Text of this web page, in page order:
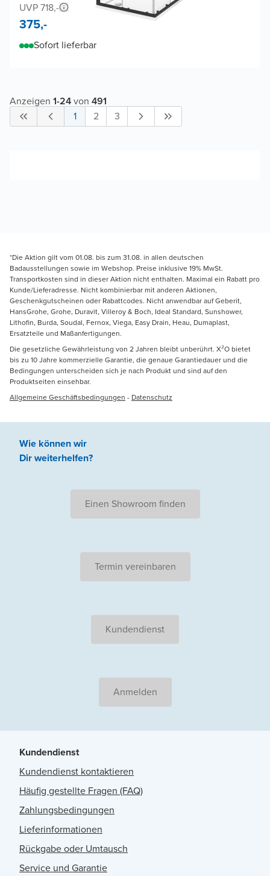
UVP 718,-
375,-
Sofort lieferbar
Anzeigen 1-24von 491
1
2 3
*Die Aktion gilt vom 01.08. bis zum 31.08. in allen deutschen
Badausstellungen sowie im Webshop. Preise inklusive 19% MwSt.
Transportkosten sind in dieser Aktion nicht enthalten. Maximal ein Rabatt pro
Kunde/Lieferadresse. Nicht kombinierbar mit anderen Aktionen,
Geschenkgutscheinen oder Rabattcodes. Nicht anwendbar auf Geberit,
HansGrohe, Grohe, Duravit, Villeroy & Boch, Ideal Standard, Sunshower,
Lithofin, Burda, Soudal, Fernox, Viega, Easy Drain, Heau, Dumaplast,
Ersatzteile und Maßanfertigungen.
Die gesetzliche Gewährleistung von 2 Jahren bleibt unberührt. X²O bietet
bis zu 10 Jahre kommerzielle Garantie, die genaue Garantiedauer und die
Bedingungen unterscheiden sich je nach Produkt und sind auf den
Produktseiten einsehbar.
Allgemeine Geschäftsbedingungen - Datenschutz
Wie können wir
Dir weiterhelfen?
Einen Showroom finden
Termin vereinbaren
Kundendienst
Anmelden
Kundendienst
Kundendienst kontaktieren
Häufig gestellte Fragen (FAQ)
Zahlungsbedingungen
Lieferinformationen
Rückgabe oder Umtausch
Service und Garantie